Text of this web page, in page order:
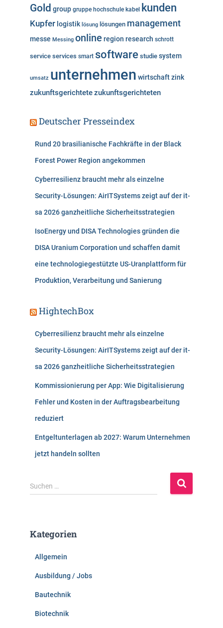
Gold group gruppe hochschule kabel kunden
Kupfer logistik lösung lösungen management
messe Messing online region research schrott
service services smart software studie system
umsatz unternehmen wirtschaftzink
zukunftsgerichtetezukunftsgerichteten
Deutscher Presseindex
Rund 20 brasilianische Fachkräfte in der Black
Forest Power Region angekommen
Cyberresilienz braucht mehr als einzelne
Security-Lösungen: AirITSystems zeigt auf der it-
sa 2026 ganzheitliche Sicherheitsstrategien
IsoEnergy und DISA Technologies gründen die
DISA Uranium Corporation und schaffen damit
eine technologiegestützte US-Uranplattform für
Produktion, Verarbeitung und Sanierung
HightechBox
Cyberresilienz braucht mehr als einzelne
Security-Lösungen: AirITSystems zeigt auf der it-
sa 2026 ganzheitliche Sicherheitsstrategien
Kommissionierung per App: Wie Digitalisierung
Fehler und Kosten in der Auftragsbearbeitung
reduziert
Entgeltunterlagen ab 2027: Warum Unternehmen
jetzt handeln sollten
S
u
n
Suchen …
Kategorien
Allgemein
Ausbildung / Jobs
Bautechnik
Biotechnik